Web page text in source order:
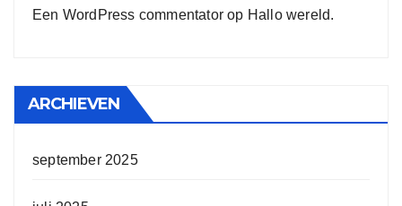
Een WordPress commentator op Hallo wereld.
ARCHIEVEN
september 2025